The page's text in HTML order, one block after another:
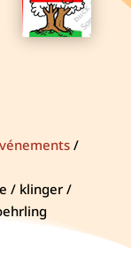
/
/ klinger /